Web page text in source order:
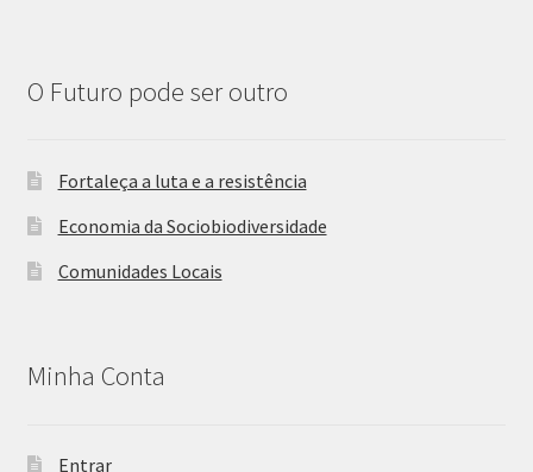
O Futuro pode ser outro
Fortaleça a luta e a resistência
Economia da Sociobiodiversidade
Comunidades Locais
Minha Conta
Entrar